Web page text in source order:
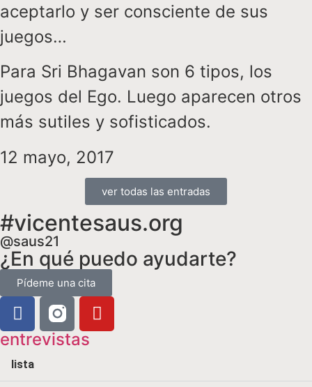
aceptarlo y ser consciente de sus
juegos…
Para Sri Bhagavan son 6 tipos, los
juegos del Ego. Luego aparecen otros
más sutiles y sofisticados.
12 mayo, 2017
ver todas las entradas
#vicentesaus.org
@saus21
¿En qué puedo ayudarte?
Pídeme una cita
entrevistas
lista